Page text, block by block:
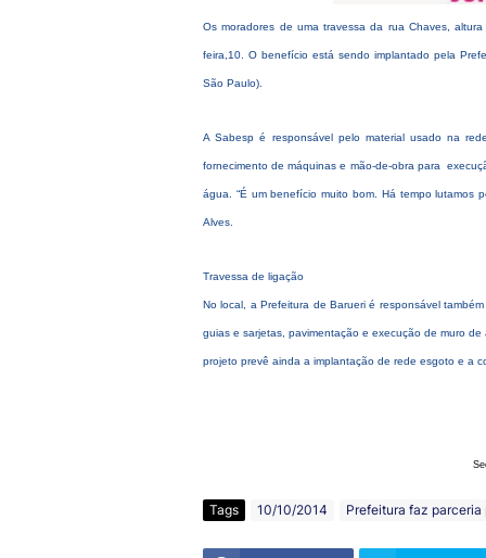
Os moradores de uma travessa da rua Chaves,
feira,10. O benefício está sendo implantado pela
São Paulo).
A Sabesp é responsável pelo material usado na
fornecimento de máquinas e mão-de-obra para
água. “É um benefício muito bom. Há tempo lutamos
Alves.
Travessa de ligação
No local, a Prefeitura de Barueri é responsável
guias e sarjetas, pavimentação e execução de muro
projeto prevê ainda a implantação de rede esgoto e a
Tags 10/10/2014 Prefeitura faz parceria